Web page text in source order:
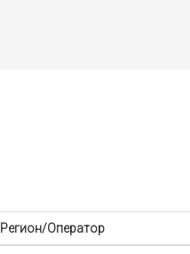
Регион/Оператор